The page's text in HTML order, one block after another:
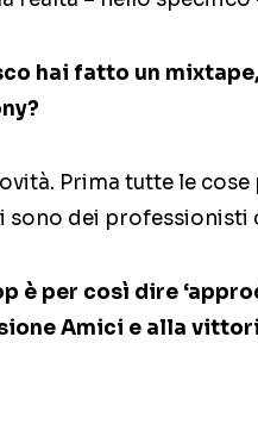
hai fatto un
Prima tutte le
sono dei professionisti
è per così dire
Amici e alla